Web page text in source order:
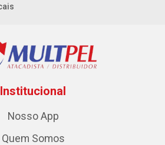
Institucional
Nosso App
Quem Somos